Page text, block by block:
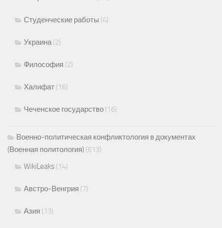
Студенческие работы (4)
Украина (2)
Философия (2)
Халифат (16)
Чеченское государство (16)
Военно-политическая конфликтология в документах
(Военная политология) (613)
WikiLeaks (14)
Австро-Венгрия (7)
Азия (13)